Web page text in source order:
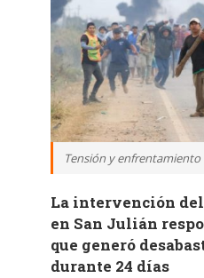
Tensión y enfrentamiento
La intervención
en San Julián
que generó
durante 24 días